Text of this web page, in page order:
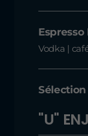
Vodka |
"U"